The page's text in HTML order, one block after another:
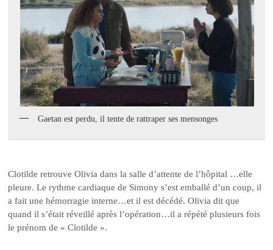
Gaetan est perdu, il tente de rattraper ses mensonges
Clotilde retrouve Olivia dans la salle d’attente de l’hôpital …elle
pleure. Le rythme cardiaque de Simony s’est emballé d’un coup, il
a fait une hémorragie interne…et il est décédé. Olivia dit que
quand il s’était réveillé après l’opération…il a répété plusieurs fois
le prénom de « Clotilde ».